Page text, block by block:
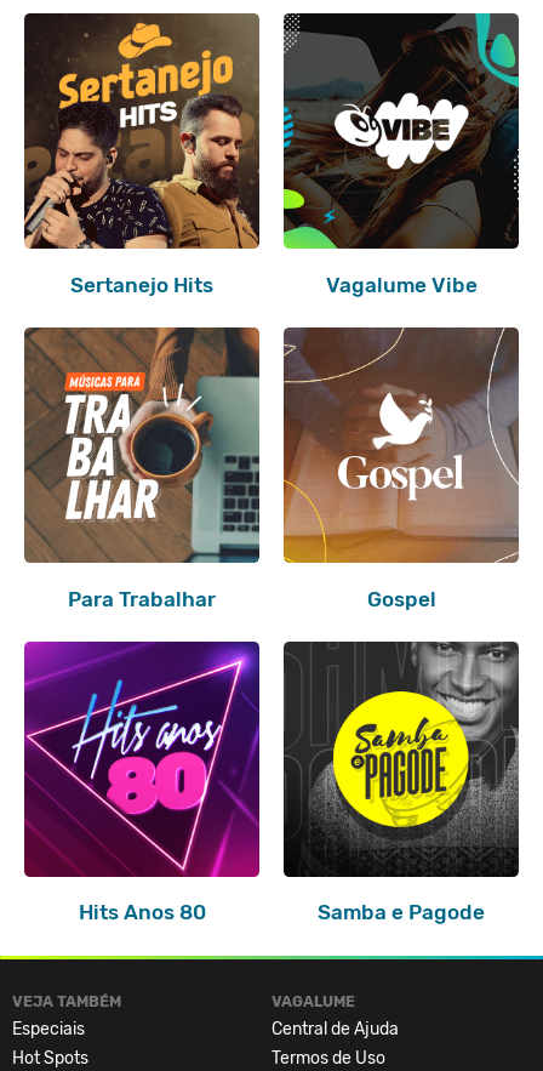
Sertanejo Hits Vagalume Vibe
Para Trabalhar Gospel
Hits Anos 80 Samba e Pagode
VEJA TAMBÉM
Especiais
Hot Spots
VAGALUME
Central de Ajuda
Termos de Uso